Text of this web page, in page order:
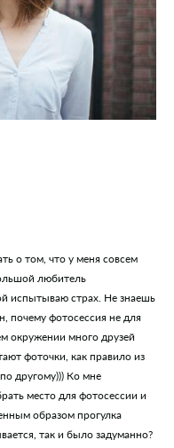
о том, что у меня совсем
любитель
испытываю страх. Не знаешь
почему фотосессия не для
окружении много друзей
фоточки, как правило из
другому))) Ко мне
место для фотосессии и
образом прогулка
так и было задуманно?